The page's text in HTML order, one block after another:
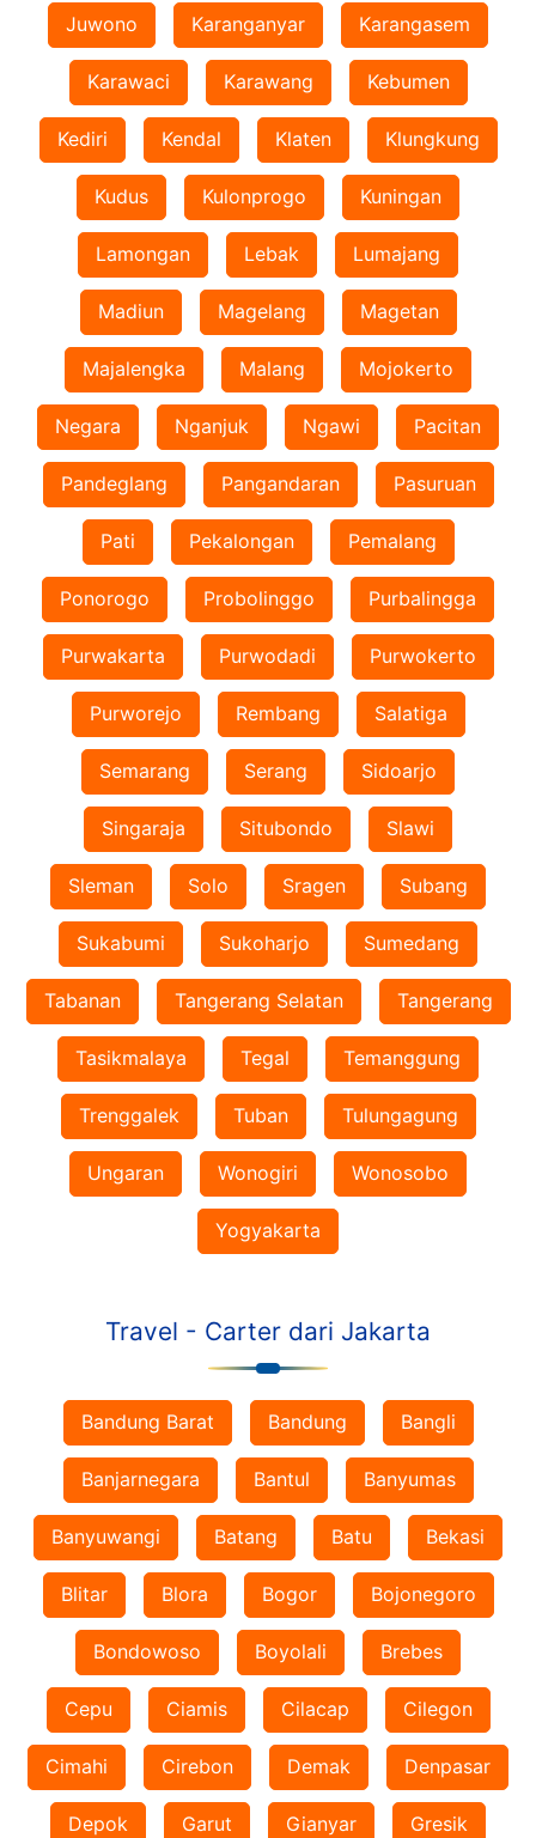
Juwono Karanganyar Karangasem
Karawaci Karawang Kebumen
Kediri Kendal Klaten Klungkung
Kudus Kulonprogo Kuningan
Lamongan Lebak Lumajang
Madiun Magelang Magetan
Majalengka Malang Mojokerto
Negara Nganjuk Ngawi Pacitan
Pandeglang Pangandaran Pasuruan
Pati Pekalongan Pemalang
Ponorogo Probolinggo Purbalingga
Purwakarta Purwodadi Purwokerto
Purworejo Rembang Salatiga
Semarang Serang Sidoarjo
Singaraja Situbondo Slawi
Sleman Solo Sragen Subang
Sukabumi Sukoharjo Sumedang
Tabanan Tangerang Selatan Tangerang
Tasikmalaya Tegal Temanggung
Trenggalek Tuban Tulungagung
Ungaran Wonogiri Wonosobo
Yogyakarta
Travel - Carter dari Jakarta
Bandung Barat Bandung Bangli
Banjarnegara Bantul Banyumas
Banyuwangi Batang Batu Bekasi
Blitar Blora Bogor Bojonegoro
Bondowoso Boyolali Brebes
Cepu Ciamis Cilacap Cilegon
Cimahi Cirebon Demak Denpasar
Depok Garut Gianyar Gresik